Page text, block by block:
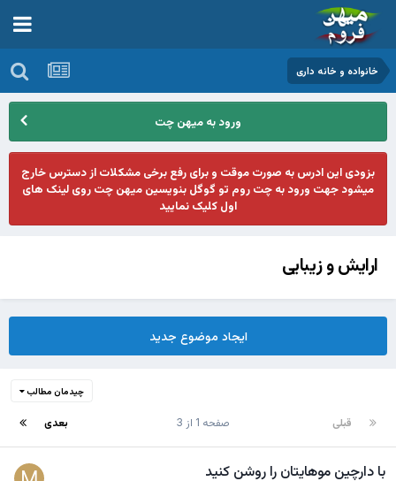
خانواده و خانه داری
ورود به میهن چت
بزودی این ادرس به صورت موقت و برای رفع برخی مشکلات از دسترس خارج
میشود جهت ورود به چت روم تو گوگل بنویسین میهن چت روی لینک های
اول کلیک نمایید
ارایش و زیبایی
ایجاد موضوع جدید
چیدمان مطالب
قبلی بعدی صفحه 1 از 3
با دارچین موهایتان را روشن کنید